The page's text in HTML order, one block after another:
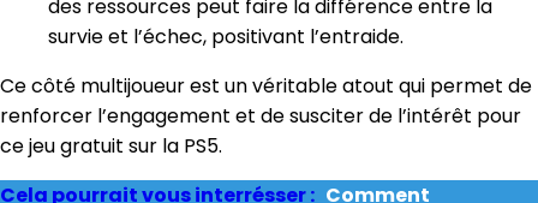
des ressources peut faire la différence entre la
survie et l’échec, positivant l’entraide.
Ce côté multijoueur est un véritable atout qui permet de
renforcer l’engagement et de susciter de l’intérêt pour
ce jeu gratuit sur la PS5.
Cela pourrait vous interrésser : Comment